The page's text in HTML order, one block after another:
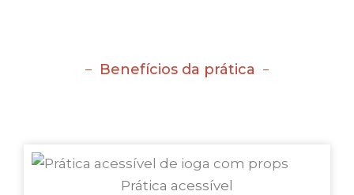
Benefícios da prática
Prática acessível